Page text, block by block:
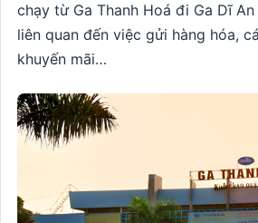
chạy từ Ga Thanh Hoá đi Ga Dĩ
liên quan đến việc gửi hàng hóa,
khuyến mãi…